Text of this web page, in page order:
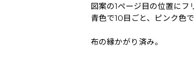
図案の1ページ目の位置に
青色で10目ごと、ピンク色
布の縁かがり済み。